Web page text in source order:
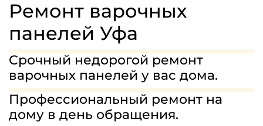
МАСТЕРА
ГАРАНТИИ
СТОИМОСТЬ
ОТЗЫВЫ
8(963)454-68-75
Ремонт варочных
панелей Уфа
Срочный недорогой ремонт
варочных панелей у вас дома.
Профессиональный ремонт на
дому в день обращения.